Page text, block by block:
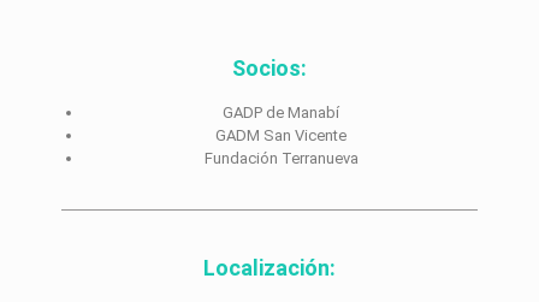
Socios:
GADP de Manabí
GADM San Vicente
Fundación Terranueva
Localización: